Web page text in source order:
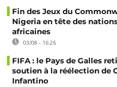
Fin des Jeux du
Nigeria en tête des
africaines
03/08 - 16:26
FIFA : le Pays de Galles
soutien à la réélection de
Infantino